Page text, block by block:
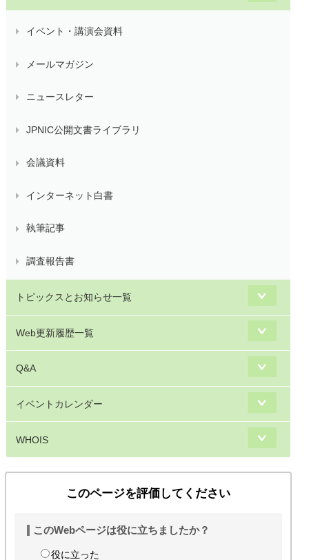
イベント・講演会資料
メールマガジン
ニュースレター
JPNIC公開文書ライブラリ
会議資料
インターネット白書
執筆記事
調査報告書
トピックスとお知らせ一覧
Web更新履歴一覧
Q&A
イベントカレンダー
WHOIS
このページを評価してください
このWebページは役に立ちましたか？
役に立った